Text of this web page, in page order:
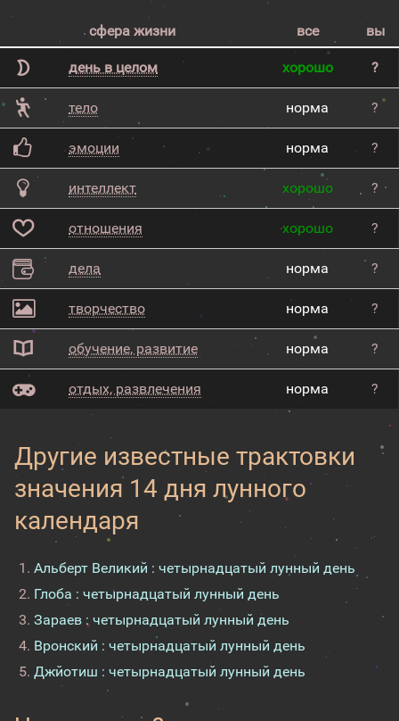
сфера жизни все вы
день в целом хорошо ?
тело норма ?
эмоции норма ?
интеллект хорошо ?
отношения хорошо ?
дела норма ?
творчество норма ?
обучение, развитие норма ?
отдых, развлечения норма ?
Другие известные трактовки
значения 14 дня лунного
календаря
Альберт Великий : четырнадцатый лунный день
Глоба : четырнадцатый лунный день
Зараев : четырнадцатый лунный день
Вронский : четырнадцатый лунный день
Джйотиш : четырнадцатый лунный день